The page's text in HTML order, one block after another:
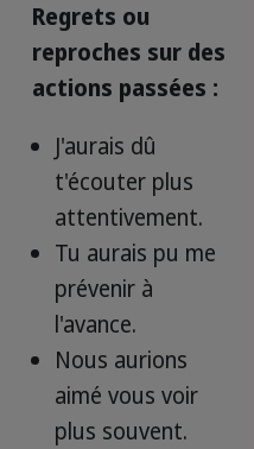
Regrets ou
reproches sur des
actions passées :
J'aurais dû
t'écouter plus
attentivement.
Tu aurais pu me
prévenir à
l'avance.
Nous aurions
aimé vous voir
plus souvent.